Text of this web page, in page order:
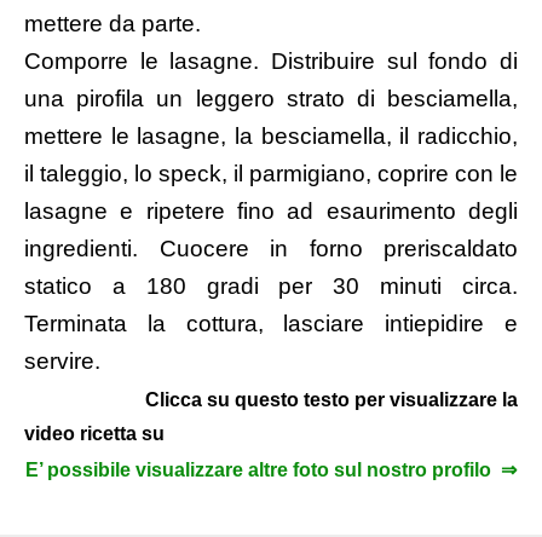
mettere da parte.
Comporre le lasagne. Distribuire sul fondo di
una pirofila un leggero strato di besciamella,
mettere le lasagne, la besciamella, il radicchio,
il taleggio, lo speck, il parmigiano, coprire con le
lasagne e ripetere fino ad esaurimento degli
ingredienti. Cuocere in forno preriscaldato
statico a 180 gradi per 30 minuti circa.
Terminata la cottura, lasciare intiepidire e
servire.
Clicca su questo testo per visualizzare la
video ricetta su
E’ possibile visualizzare altre foto sul nostro profilo ⇒